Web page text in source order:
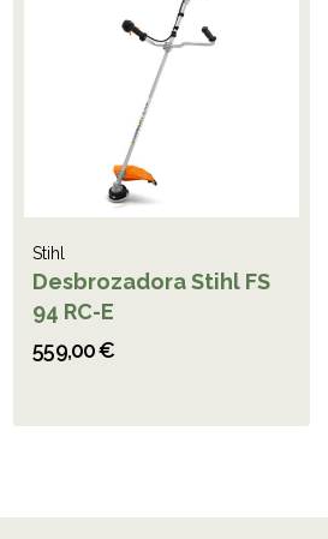
Stihl
Desbrozadora Stihl FS
94 RC-E
559,00 €